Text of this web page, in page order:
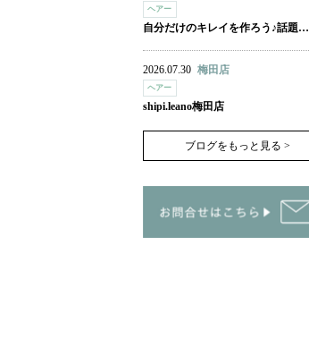
ヘアー
自分だけのキレイを作ろう♪話題…
2026.07.30 梅田店
ヘアー
shipi.leano梅田店
ブログをもっと見る >